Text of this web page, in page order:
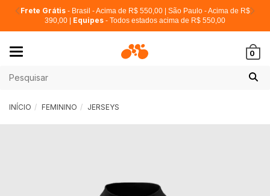
Frete Grátis- Brasil - Acima de R$ 550,00 | São Paulo - Acima de R$
390,00 | Equipes - Todos estados acima de R$ 550,00
0
INÍCIO FEMININO JERSEYS